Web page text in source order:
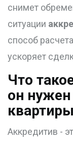
снимет
ситуации
способ
ускоряет
Что
он
квартиры
Аккредитив -